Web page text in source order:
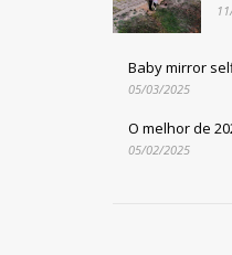
Baby mirror
05/03/2025
O melhor de
05/02/2025